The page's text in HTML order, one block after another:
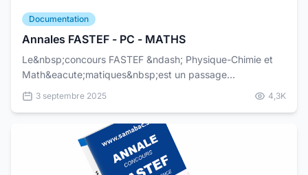
Documentation
Annales FASTEF - PC - MATHS
Le&nbsp;concours FASTEF &ndash; Physique-Chimie et
Math&eacute;matiques&nbsp;est un passage
incontournable pour les &eacute;tudiants souhaitant
int&eacute;grer...
3 septembre 2025 4,3K